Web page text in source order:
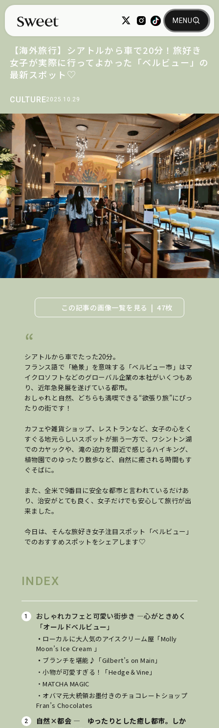
CULTURE2025.10.29
【海外旅行】シアトルから車で20分！旅好き
女子が実際に行ってよかった「ベルビュー」の
最新スポット♡
この記事の画像一覧を見る 47枚
シアトルから車でたった20分。
フランス語で「絶景」を意味する「ベルビュー市」はマ
イクロソフトなどのグローバル企業の本社がいくつもあ
り、近年急発展を遂げている都市。
おしゃれと自然、どちらも満喫できる“欲張り旅”にぴっ
たりの街です！
カフェや雑貨ショップ、レストランなど、女子の心をく
すぐる地元らしいスポットが揃う一方で、ワシントン湖
でのカヤックや、滝の迫力を間近で感じるハイキング、
植物園でのゆったり散歩など、自然に癒される時間もす
ぐそばに。
また、全米で9番目に安全な都市と言われているだけあ
り、治安がとても良く、女子だけでも安心して旅行が出
来ました。
今日は、そんな旅好き女子注目スポット「ベルビュー」
でのおすすめスポットをシェアします♡
INDEX
おしゃれカフェと可愛い街歩き ―心がときめく
「オールドベルビュー」
・ ローカルに大人気のアイスクリーム屋「Molly
Moon’s Ice Cream 」
・ ブランチを堪能♪「Gilbert’s on Main」
・小物が可愛すぎる！「Hedge＆Vine」
・MATCHA MAGIC
・オバマ元大統領お墨付きのチョコレートショップ
Fran’s Chocolates
自然×都会 ― ゆったりとした癒し都市。しか